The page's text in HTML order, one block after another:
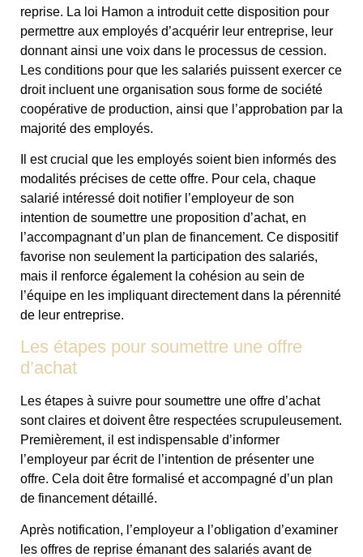
reprise. La loi Hamon a introduit cette disposition pour
permettre aux employés d’acquérir leur entreprise, leur
donnant ainsi une voix dans le processus de cession.
Les conditions pour que les salariés puissent exercer ce
droit incluent une organisation sous forme de société
coopérative de production, ainsi que l’approbation par la
majorité des employés.
Il est crucial que les employés soient bien informés des
modalités précises de cette offre. Pour cela, chaque
salarié intéressé doit notifier l’employeur de son
intention de soumettre une proposition d’achat, en
l’accompagnant d’un plan de financement. Ce dispositif
favorise non seulement la participation des salariés,
mais il renforce également la cohésion au sein de
l’équipe en les impliquant directement dans la pérennité
de leur entreprise.
Les étapes pour soumettre une offre
d’achat
Les étapes à suivre pour soumettre une offre d’achat
sont claires et doivent être respectées scrupuleusement.
Premièrement, il est indispensable d’informer
l’employeur par écrit de l’intention de présenter une
offre. Cela doit être formalisé et accompagné d’un plan
de financement détaillé.
Après notification, l’employeur a l’obligation d’examiner
les offres de reprise émanant des salariés avant de